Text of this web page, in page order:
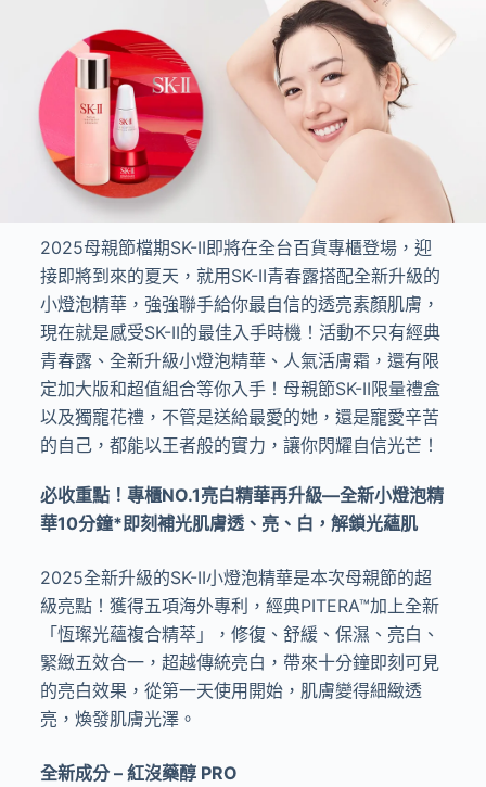
2025母親節檔期SK-II即將在全台百貨專櫃登場，迎
接即將到來的夏天，就用SK-II青春露搭配全新升級的
小燈泡精華，強強聯手給你最自信的透亮素顏肌膚，
現在就是感受SK-II的最佳入手時機！活動不只有經典
青春露、全新升級小燈泡精華、人氣活膚霜，還有限
定加大版和超值組合等你入手！母親節SK-II限量禮盒
以及獨寵花禮，不管是送給最愛的她，還是寵愛辛苦
的自己，都能以王者般的實力，讓你閃耀自信光芒！
必收重點！專櫃NO.1亮白精華再升級—全新小燈泡精
華10分鐘*即刻補光肌膚透、亮、白，解鎖光蘊肌
2025全新升級的SK-II小燈泡精華是本次母親節的超
級亮點！獲得五項海外專利，經典PITERA™加上全新
「恆璨光蘊複合精萃」，修復、舒緩、保濕、亮白、
緊緻五效合一，超越傳統亮白，帶來十分鐘即刻可見
的亮白效果，從第一天使用開始，肌膚變得細緻透
亮，煥發肌膚光澤。
全新成分– 紅沒藥醇PRO